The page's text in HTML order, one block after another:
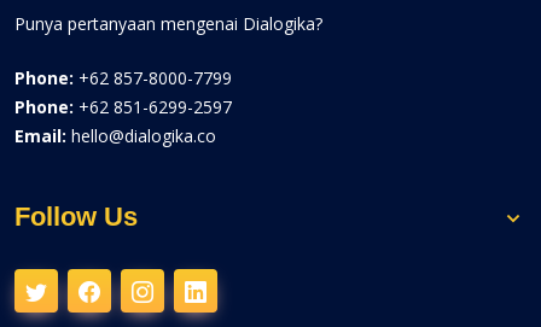
Punya pertanyaan mengenai Dialogika?
Phone: +62 857-8000-7799
Phone: +62 851-6299-2597
Email: hello@dialogika.co
Follow Us